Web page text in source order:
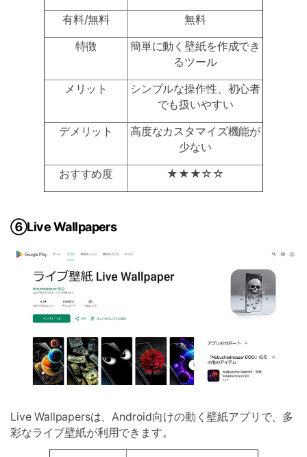
有料/無料
無料
特徴
簡単に動く壁紙を作成でき
るツール
メリット
シンプルな操作性、初心者
でも扱いやすい
デメリット
高度なカスタマイズ機能が
少ない
おすすめ度
★★★☆☆
⑥Live Wallpapers
Live Wallpapersは、Android向けの動く壁紙アプリで、多
彩なライブ壁紙が利用できます。